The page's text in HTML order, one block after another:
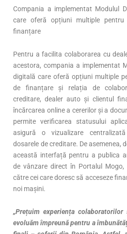
Compania a implementat Modulul
care oferă opțiuni multiple
finanțare
Pentru a facilita colaborarea cu
acestora, compania a implementat
digitală care oferă opțiuni multiple
de finanțare și relația de
creditare, dealer auto și clientul
încărcarea online a cererilor și a
permite verificarea statusului
asigură o vizualizare
dosarele de creditare. De asemenea,
această interfață pentru a publica
de vânzare direct în Portalul
către cei care doresc să acceseze
noi mașini.
„Prețuim experiența
evoluăm împreună pentru a